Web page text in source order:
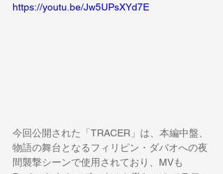
https://youtu.be/Jw5UPsXYd7E
今回公開された「TRACER」は、本編中盤、
物語の舞台となるフィリピン・ダバオへの夜
間襲撃シーンで使用されており、MVも